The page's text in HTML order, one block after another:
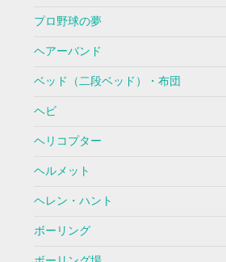
プロ野球の夢
ヘアーバンド
ベッド（二段ベッド）・布団
ヘビ
ヘリコプター
ヘルメット
ヘレン・ハント
ボーリング